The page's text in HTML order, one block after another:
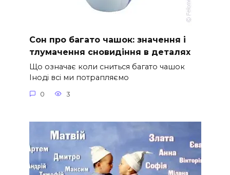
Сон про багато чашок: значення і
тлумачення сновидіння в деталях
Що означає коли сниться багато чашок
Іноді всі ми потрапляємо
0 3